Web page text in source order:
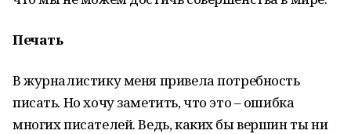
Печать
В журналистику меня привела потребность
писать. Но хочу заметить, что это – ошибка
многих писателей. Ведь, каких бы вершин ты ни